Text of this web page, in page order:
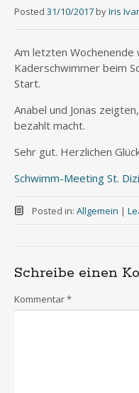
Posted 31/10/2017 byIris
Am letzten Wochenende
Kaderschwimmer beim
Start.
Anabel und Jonas
bezahlt macht.
Sehr gut. Herzlichen
Schwimm-Meeting St.
Posted in: Allgemein |
Schreibe einen
Kommentar*